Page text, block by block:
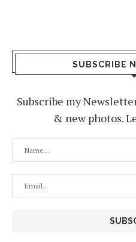
SUBSCRIBE
Subscribe my
& new photos.